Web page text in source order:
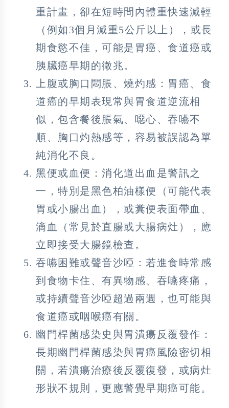
重計畫，卻在短時間內體重快速減輕
（例如3個月減重5公斤以上），或長
期食慾不佳，可能是胃癌、食道癌或
胰臟癌早期的徵兆。
上腹或胸口悶脹、燒灼感：胃癌、食
道癌的早期表現常與胃食道逆流相
似，包含餐後脹氣、噁心、吞嚥不
順、胸口灼熱感等，容易被誤認為單
純消化不良。
黑便或血便：消化道出血是警訊之
一，特別是黑色柏油樣便（可能代表
胃或小腸出血），或糞便表面帶血、
滴血（常見於直腸或大腸病灶），應
立即接受大腸鏡檢查。
吞嚥困難或聲音沙啞：若進食時常感
到食物卡住、有異物感、吞嚥疼痛，
或持續聲音沙啞超過兩週，也可能與
食道癌或咽喉癌有關。
幽門桿菌感染史與胃潰瘍反覆發作：
長期幽門桿菌感染與胃癌風險密切相
關，若潰瘍治療後反覆復發，或病灶
形狀不規則，更應警覺早期癌可能。